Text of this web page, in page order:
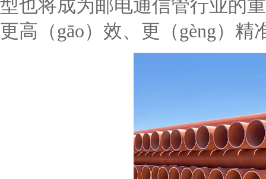
型也将成为邮电通信管行业的
更高（gāo）效、更（gèng）精